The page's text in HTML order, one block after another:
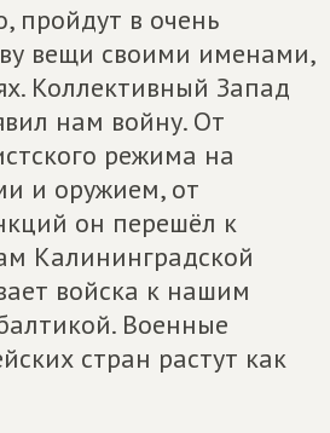
пройдут в очень
вещи своими именами,
Коллективный Запад
нам войну. От
режима на
и оружием, от
он перешёл к
Калининградской
войска к нашим
Военные
стран растут как